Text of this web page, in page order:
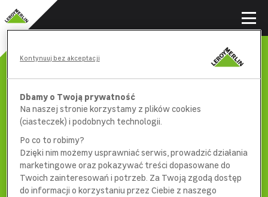
Dbamy o Twoją prywatność
Na naszej stronie korzystamy z plików cookies
(ciasteczek) i podobnych technologii.
Po co to robimy?
Dzięki nim możemy usprawniać serwis, prowadzić działania
marketingowe oraz pokazywać treści dopasowane do
Twoich zainteresowań i potrzeb. Za Twoją zgodą dostęp
do informacji o korzystaniu przez Ciebie z naszego
Kontynuuj bez akceptacji